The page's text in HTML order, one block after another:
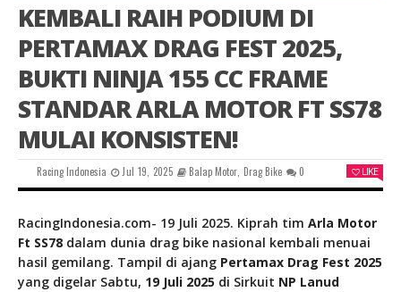
KEMBALI RAIH PODIUM DI
PERTAMAX DRAG FEST 2025,
BUKTI NINJA 155 CC FRAME
STANDAR ARLA MOTOR FT SS78
MULAI KONSISTEN!
Racing Indonesia Jul 19, 2025 Balap Motor, Drag Bike 0 LIKE
RacingIndonesia.com- 19 Juli 2025. Kiprah tim Arla Motor
Ft SS78 dalam dunia drag bike nasional kembali menuai
hasil gemilang. Tampil di ajang Pertamax Drag Fest 2025
yang digelar Sabtu, 19 Juli 2025 di Sirkuit NP Lanud